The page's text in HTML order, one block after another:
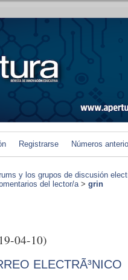
Registrarse Números
y los grupos de discusión
del lector/a> grin
04-10)
ELECTRÃ³NICO